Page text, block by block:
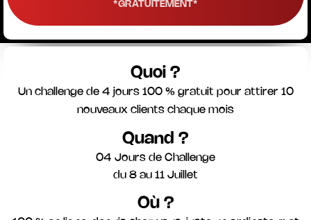
*GRATUITEMENT*
Quoi ?
Un challenge de 4 jours 100 % gratuit pour attirer 10
nouveaux clients chaque mois
Quand ?
04 Jours de Challenge
du 8 au 11 Juillet
Où ?